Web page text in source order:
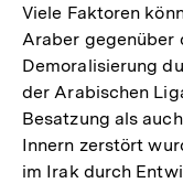
Viele Faktoren
Araber gegenüber
Demoralisierung
der Arabischen
Besatzung als
Innern zerstört
im Irak durch